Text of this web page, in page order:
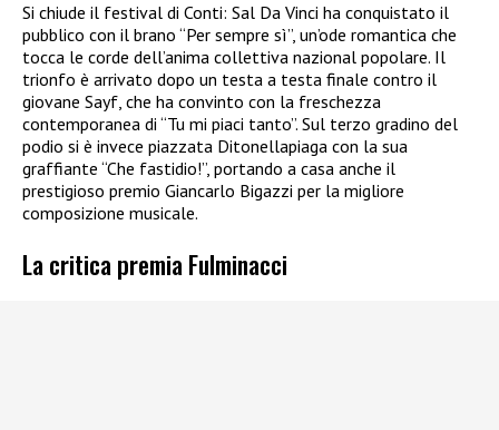
Si chiude il festival di Conti: Sal Da Vinci ha conquistato il
pubblico con il brano “Per sempre sì”, un’ode romantica che
tocca le corde dell’anima collettiva nazional popolare. Il
trionfo è arrivato dopo un testa a testa finale contro il
giovane Sayf, che ha convinto con la freschezza
contemporanea di “Tu mi piaci tanto”. Sul terzo gradino del
podio si è invece piazzata Ditonellapiaga con la sua
graffiante “Che fastidio!”, portando a casa anche il
prestigioso premio Giancarlo Bigazzi per la migliore
composizione musicale.
La critica premia Fulminacci